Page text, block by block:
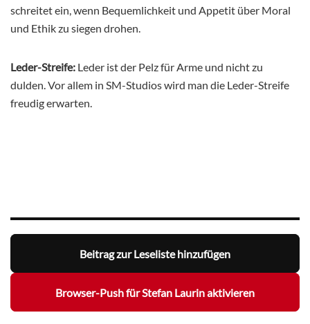
schreitet ein, wenn Bequemlichkeit und Appetit über Moral
und Ethik zu siegen drohen.
Leder-Streife: Leder ist der Pelz für Arme und nicht zu
dulden. Vor allem in SM-Studios wird man die Leder-Streife
freudig erwarten.
Beitrag zur Leseliste hinzufügen
Browser-Push für Stefan Laurin aktivieren